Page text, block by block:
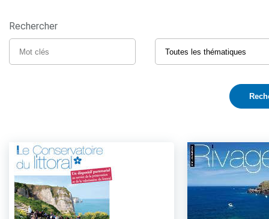
Rechercher